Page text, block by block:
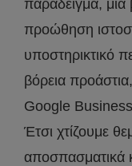
παράδειγμα, μία
προώθηση
υποστηρικτικό
βόρεια
Google Business
Έτσι χτίζουμε
αποσπασματικά